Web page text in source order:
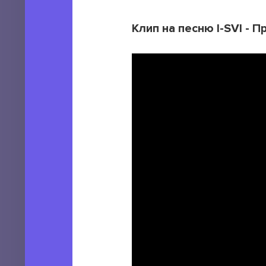
Ты страдала и пусть но любила
Всю мою любовь продавала
Клип на песню I-SVI -